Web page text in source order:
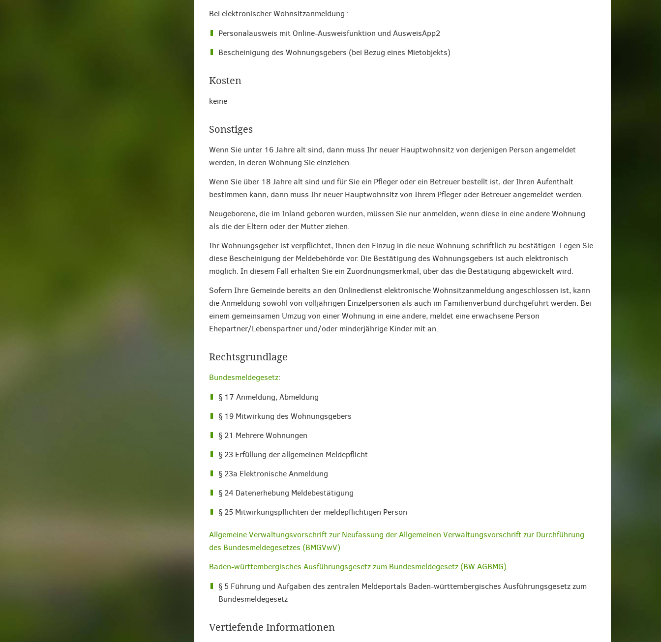
Bei elektronischer Wohnsitzanmeldung :
Personalausweis mit Online-Ausweisfunktion und AusweisApp2
Bescheinigung des Wohnungsgebers (bei Bezug eines Mietobjekts)
Kosten
keine
Sonstiges
Wenn Sie unter 16 Jahre alt sind, dann muss Ihr neuer Hauptwohnsitz von derjenigen Person angemeldet
werden, in deren Wohnung Sie einziehen.
Wenn Sie über 18 Jahre alt sind und für Sie ein Pfleger oder ein Betreuer bestellt ist, der Ihren Aufenthalt
bestimmen kann, dann muss Ihr neuer Hauptwohnsitz von Ihrem Pfleger oder Betreuer angemeldet werden.
Neugeborene, die im Inland geboren wurden, müssen Sie nur anmelden, wenn diese in eine andere Wohnung
als die der Eltern oder der Mutter ziehen.
Ihr Wohnungsgeber ist verpflichtet, Ihnen den Einzug in die neue Wohnung schriftlich zu bestätigen. Legen Sie
diese Bescheinigung der Meldebehörde vor. Die Bestätigung des Wohnungsgebers ist auch elektronisch
möglich. In diesem Fall erhalten Sie ein Zuordnungsmerkmal, über das die Bestätigung abgewickelt wird.
Sofern Ihre Gemeinde bereits an den Onlinedienst elektronische Wohnsitzanmeldung angeschlossen ist, kann
die Anmeldung sowohl von volljährigen Einzelpersonen als auch im Familienverbund durchgeführt werden. Bei
einem gemeinsamen Umzug von einer Wohnung in eine andere, meldet eine erwachsene Person
Ehepartner/Lebenspartner und/oder minderjährige Kinder mit an.
Rechtsgrundlage
Bundesmeldegesetz:
§ 17 Anmeldung, Abmeldung
§ 19 Mitwirkung des Wohnungsgebers
§ 21 Mehrere Wohnungen
§ 23 Erfüllung der allgemeinen Meldepflicht
§ 23a Elektronische Anmeldung
§ 24 Datenerhebung Meldebestätigung
§ 25 Mitwirkungspflichten der meldepflichtigen Person
Allgemeine Verwaltungsvorschrift zur Neufassung der Allgemeinen Verwaltungsvorschrift zur Durchführung
des Bundesmeldegesetzes (BMGVwV)
Baden-württembergisches Ausführungsgesetz zum Bundesmeldegesetz (BW AGBMG)
§ 5 Führung und Aufgaben des zentralen Meldeportals Baden-württembergisches Ausführungsgesetz zum
Bundesmeldegesetz
Vertiefende Informationen